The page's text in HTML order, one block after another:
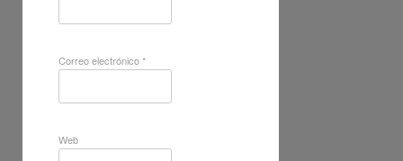
Correo electrónico*
Web